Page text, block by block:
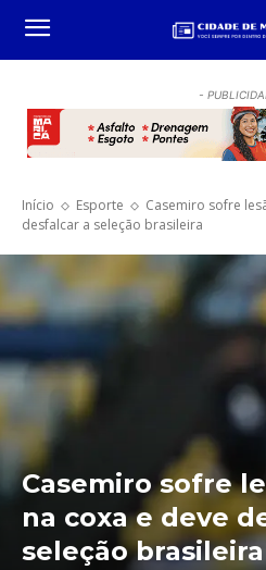
-
Início Esporte
Casemiro sofre
desfalcar a seleção brasileira
Casemiro sofre
na coxa e deve
seleção brasileira